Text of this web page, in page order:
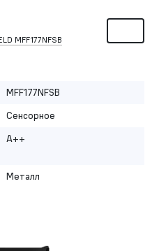
MFF177NFSB
MFF177NFSB
Сенсорное
A++
Металл